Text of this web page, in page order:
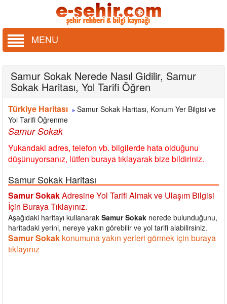
MENU
Samur Sokak Nerede Nasıl Gidilir, Samur
Sokak Haritası, Yol Tarifi Öğren
Türkiye Haritası » Samur Sokak Haritası, Konum Yer Bilgisi ve
Yol Tarifi Öğrenme
Samur Sokak
Yukarıdaki adres, telefon vb. bilgilerde hata olduğunu
düşünuyorsanız, lütfen buraya tıklayarak bize bildiriniz.
Samur Sokak Haritası
Samur SokakAdresine Yol Tarifi Almak ve Ulaşım Bilgisi
İçin Buraya Tıklayınız.
Aşağıdaki haritayı kullanarak Samur Sokak nerede bulunduğunu,
haritadaki yerini, nereye yakın görebilir ve yol tarifi alabilirsiniz.
Samur Sokak konumuna yakın yerleri görmek için buraya
tıklayınız